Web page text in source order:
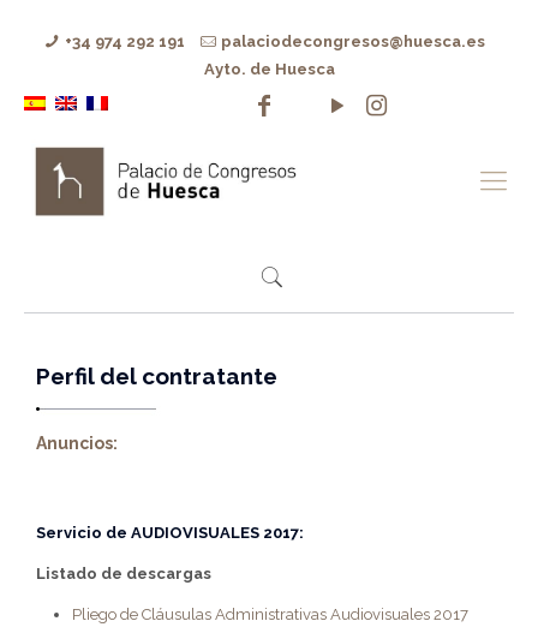
+34 974 292 191
palaciodecongresos@huesca.es
Ayto. de Huesca
Perfil del contratante
Anuncios:
Servicio de AUDIOVISUALES 2017:
Listado de descargas
Pliego de Cláusulas Administrativas Audiovisuales 2017